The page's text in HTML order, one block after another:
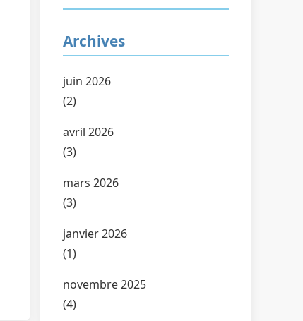
Archives
juin 2026
(2)
avril 2026
(3)
mars 2026
(3)
janvier 2026
(1)
novembre 2025
(4)